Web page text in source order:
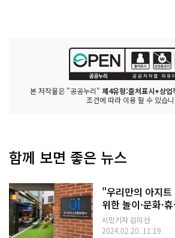
본 저작물은 "공공누리" 제4유형:출처표시+상업
조건에 따라 이용 할 수 있습
함께 보면 좋은 뉴스
"우리만의 아지
위한 놀이·문화·
시민기자 김미선
2024.02.20. 11:19